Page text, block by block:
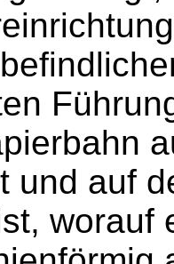
und auf
worauf